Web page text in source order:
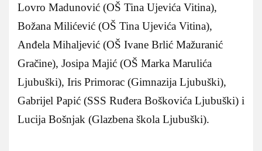
Lovro Madunović (OŠ Tina Ujevića Vitina),
Božana Milićević (OŠ Tina Ujevića Vitina),
Anđela Mihaljević (OŠ Ivane Brlić Mažuranić
Gračine), Josipa Majić (OŠ Marka Marulića
Ljubuški), Iris Primorac (Gimnazija Ljubuški),
Gabrijel Papić (SSS Ruđera Boškovića Ljubuški) i
Lucija Bošnjak (Glazbena škola Ljubuški).